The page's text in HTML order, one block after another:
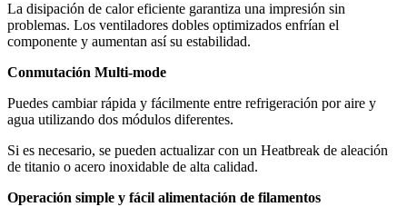
La disipación de calor eficiente garantiza una impresión sin
problemas. Los ventiladores dobles optimizados enfrían el
componente y aumentan así su estabilidad.
Conmutación Multi-mode
Puedes cambiar rápida y fácilmente entre refrigeración por aire y
agua utilizando dos módulos diferentes.
Si es necesario, se pueden actualizar con un Heatbreak de aleación
de titanio o acero inoxidable de alta calidad.
Operación simple y fácil alimentación de filamentos